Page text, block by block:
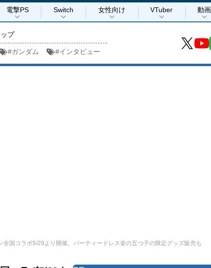
電撃PS Switch 女性向け VTuber 動画
プ
#ガンダム #インタビュー
全国コラボ5/29より開催。パーティードレス姿の五つ子の限定グッズ販売も